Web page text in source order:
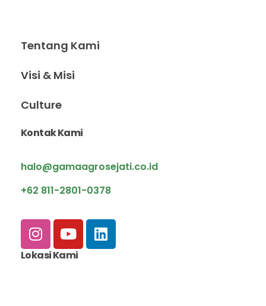
Tentang Kami
Visi & Misi
Culture
Kontak Kami
halo@gamaagrosejati.co.id
+62 811-2801-0378
Lokasi Kami